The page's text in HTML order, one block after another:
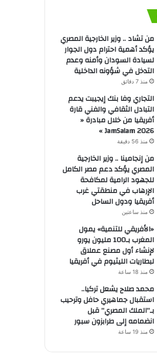
من تشاد .. وزير الخارجية المصري
يؤكد أهمية احترام دول الجوار
لسيادة السودان وأمنه وعدم
التدخل في شؤونه الداخلية
منذ 7 دقائق
التجاري وفا بنك إيجيبت يدعم
التبادل الثقافي والفني قارة
أفريقيا من خلال مبادرة «
JamSalam 2026 »
منذ 56 دقيقة
من إنجامينا .. وزير الخارجية
المصري يؤكد دعم مصر الكامل
للجهود الرامية لمكافحة
الإرهاب في منطقتي غرب
أفريقيا ودول الساحل
منذ ساعتين
«الأفريقي للتنمية» يمول
المغرب بـ100 مليون يورو
لإنشاء أول مصنع عملاق
لبطاريات الليثيوم في أفريقيا
منذ 18 ساعة
محمد صلاح يشعل تركيا..
استقبال جماهيري حافل وترحيب
بـ”الملك المصري” قبل
انضمامه إلى طرابزون سبور
منذ 19 ساعة